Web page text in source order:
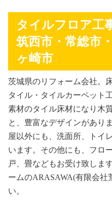
タイルフロア工
筑西市・常総市
ヶ崎市
茨城県のリフォーム会社。
タイル・タイルカーペット
素材のタイル床材になり木
と、豊富なデザインがあり
屋以外にも、洗面所、トイ
います。その他にも、フロ
戸、畳などもお受け致しま
ームのARASAWA(有限会社
い。